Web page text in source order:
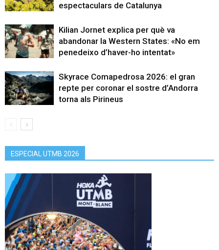
espectaculars de Catalunya
Kilian Jornet explica per què va
abandonar la Western States: «No em
penedeixo d’haver-ho intentat»
Skyrace Comapedrosa 2026: el gran
repte per coronar el sostre d’Andorra
torna als Pirineus
ESPECIAL UTMB 2026